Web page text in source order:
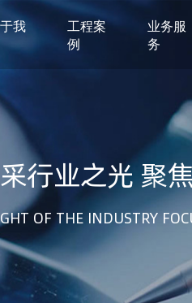
我
工程案
例
农林设计
水利设计
土地规划
工程测绘
工程造价
业务服
务
采行业之光 聚
OF THE INDUSTRY